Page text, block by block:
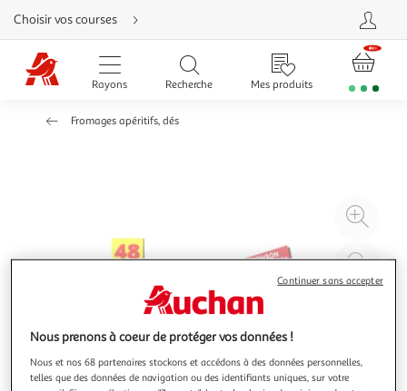
Aller
directement
au
contenu
Aller
directement
Aller
Choisir vos courses
Rayons Recherche Mes produits
Fromages apéritifs, dés
à
Nous prenons à coeur de protéger vos données !
Nous et nos 68 partenaires stockons et accédons à des données personnelles,
telles que des données de navigation ou des identifiants uniques, sur votre
Continuer sans accepter